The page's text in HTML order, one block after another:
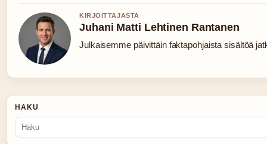
KIRJOITTAJASTA
Juhani Matti Lehtinen Rantanen
Julkaisemme päivittäin faktapohjaista sisältöä
HAKU